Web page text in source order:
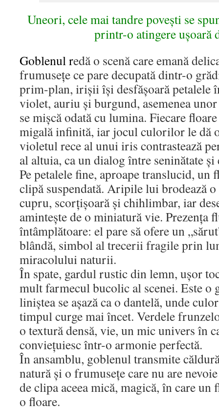
Uneori, cele mai tandre povești se
printr-o atingere ușoară
Goblenul redă o scenă care emană
frumusețe ce pare decupată dintr-o
prim-plan, irişii își desfășoară petalele
violet, auriu și burgund, asemenea
se mișcă odată cu lumina. Fiecare
migală infinită, iar jocul culorilor le dă
violetul rece al unui iris contrastează
al altuia, ca un dialog între seninătate și
Pe petalele fine, aproape translucid, un
clipă suspendată. Aripile lui brodează o
cupru, scorțișoară și chihlimbar, iar
amintește de o miniatură vie. Prezența
întâmplătoare: el pare să ofere un
blândă, simbol al trecerii fragile prin
miracolului naturii.
În spate, gardul rustic din lemn, ușor
mult farmecul bucolic al scenei. Este o
liniștea se așază ca o dantelă, unde
timpul curge mai încet. Verdele
o textură densă, vie, un mic univers în
conviețuiesc într-o armonie perfectă.
În ansamblu, goblenul transmite
natură și o frumusețe care nu are
de clipa aceea mică, magică, în care un
o floare.